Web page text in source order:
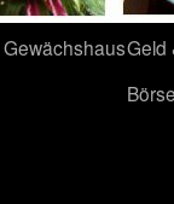
GewächshausGeld